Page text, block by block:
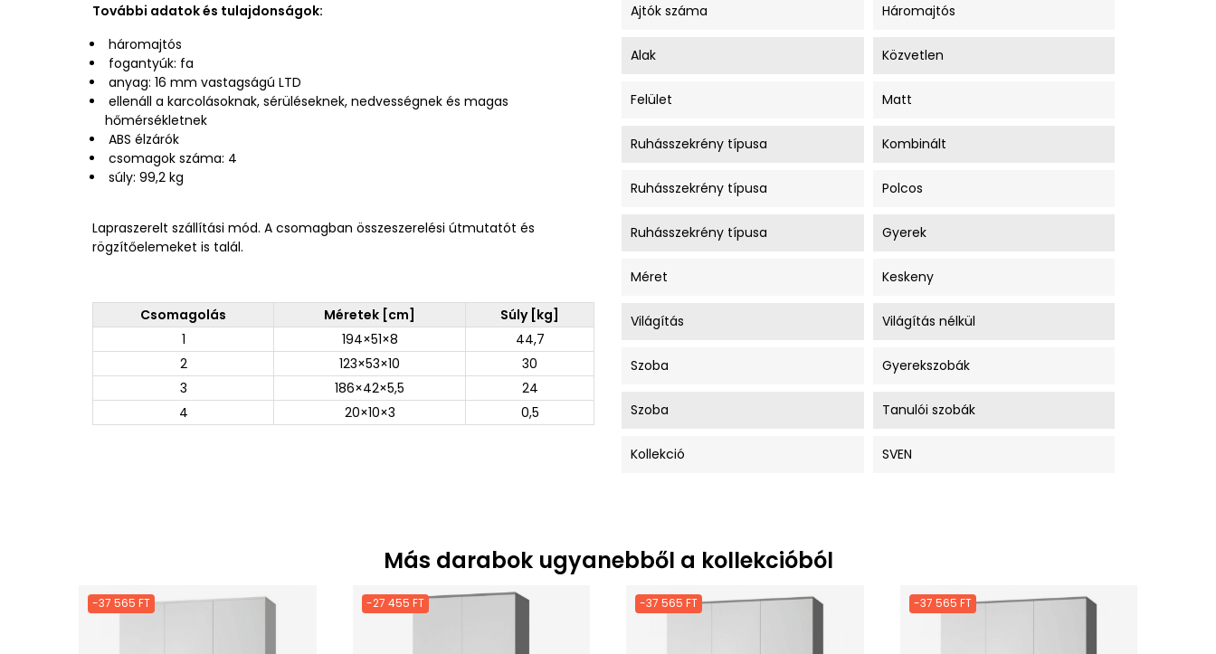
További adatok és tulajdonságok:
háromajtós
fogantyúk: fa
anyag: 16 mm vastagságú LTD
ellenáll a karcolásoknak, sérüléseknek, nedvességnek és magas
hőmérsékletnek
ABS élzárók
csomagok száma: 4
súly: 99,2 kg
Lapraszerelt szállítási mód. A csomagban összeszerelési útmutatót és
rögzítőelemeket is talál.
Csomagolás Méretek [cm]
Súly [kg]
1
194×51×8
44,7
2
123×53×10
30
3
186×42×5,5
24
4
20×10×3 0,5
Ajtók száma Háromajtós
Alak Közvetlen
Felület Matt
Ruhásszekrény típusa Kombinált
Ruhásszekrény típusa Polcos
Ruhásszekrény típusa Gyerek
Méret Keskeny
Világítás Világítás nélkül
Szoba Gyerekszobák
Szoba Tanulói szobák
Kollekció SVEN
Más darabok ugyanebből a kollekcióból
-37 565 FT -27 455 FT -37 565 FT -37 565 FT